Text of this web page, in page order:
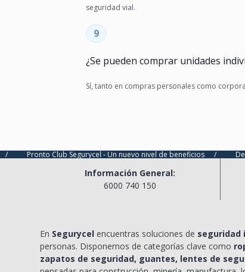
seguridad vial.
9
¿Se pueden comprar unidades
Sí, tanto en compras personales como
Club Segurycel - Un nuevo nivel de beneficios / Despacho
Información General:
6000 740 150
En Segurycel encuentras soluciones de seguridad
personas. Disponemos de categorías clave como
zapatos de seguridad, guantes, lentes de